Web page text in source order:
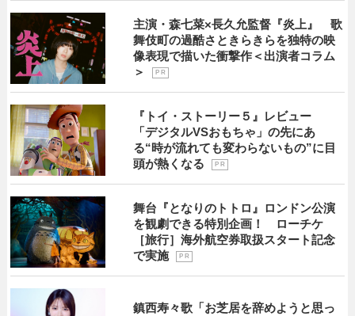
主演・森七菜×長久允監督『炎上』 歌
舞伎町の過酷さときらきらを独特の映
像表現で描いた衝撃作＜出演者コラム
＞
P R
『トイ・ストーリー５』レビュー
「デジタルVSおもちゃ」の先にあ
る“時が流れても変わらないもの”に目
頭が熱くなる
P R
舞台『となりのトトロ』ロンドン公演
を観劇できる特別企画！ ローチケ
［旅行］海外航空券取扱スタート記念
で実施
P R
鎮西寿々歌「お芝居を辞めようと思っ